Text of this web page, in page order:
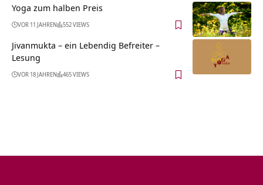
Yoga zum halben Preis
VOR 11 JAHREN 552 VIEWS
Jivanmukta – ein Lebendig Befreiter –
Lesung
VOR 18 JAHREN 465 VIEWS